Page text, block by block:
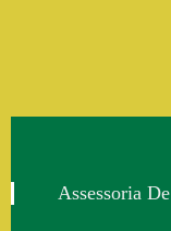
Assessoria